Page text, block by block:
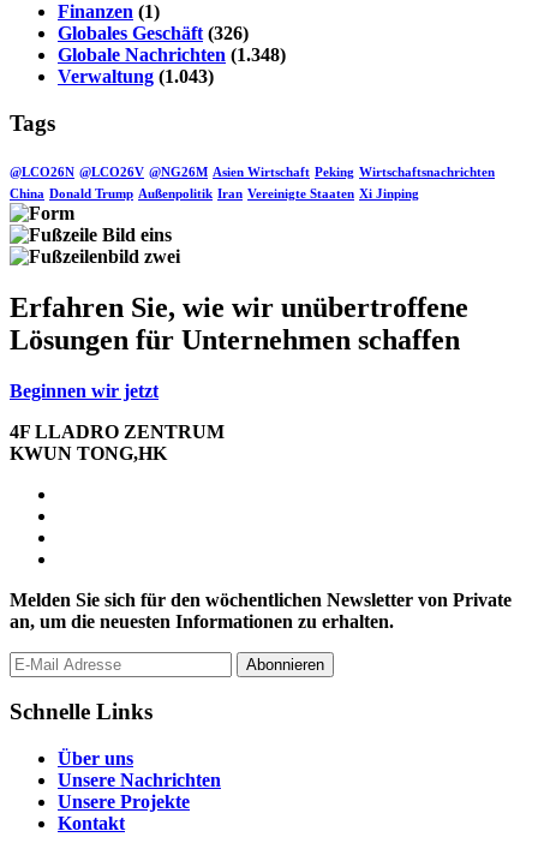
Finanzen (1)
Globales Geschäft (326)
Globale Nachrichten (1.348)
Verwaltung (1.043)
Tags
@LCO26N @LCO26V @NG26M Asien Wirtschaft Peking Wirtschaftsnachrichten
China Donald Trump Außenpolitik Iran Vereinigte Staaten Xi Jinping
Erfahren Sie, wie wir unübertroffene
Lösungen für Unternehmen schaffen
Beginnen wir jetzt
4F LLADRO ZENTRUM
KWUN TONG,HK
Melden Sie sich für den wöchentlichen Newsletter von Private
an, um die neuesten Informationen zu erhalten.
Abonnieren
Schnelle Links
Über uns
Unsere Nachrichten
Unsere Projekte
Kontakt